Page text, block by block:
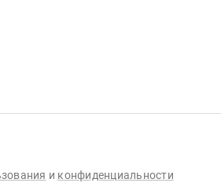
и конфиденциальности